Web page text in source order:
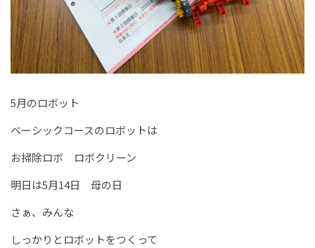
5月のロボット
ベーシックコースのロボットは
お掃除ロボ ロボクリーン
明日は5月14日 母の日
さぁ、みんな
しっかりとロボットをつくって